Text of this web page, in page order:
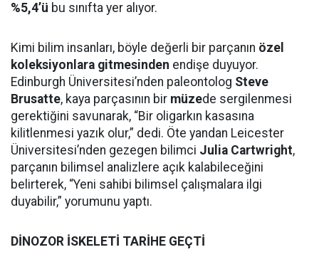
%5,4’ü bu sınıfta yer alıyor.
Kimi bilim insanları, böyle değerli bir parçanın özel
koleksiyonlara gitmesinden endişe duyuyor.
Edinburgh Üniversitesi’nden paleontolog Steve
Brusatte, kaya parçasının bir müzede sergilenmesi
gerektiğini savunarak, “Bir oligarkın kasasına
kilitlenmesi yazık olur,” dedi. Öte yandan Leicester
Üniversitesi’nden gezegen bilimci Julia Cartwright,
parçanın bilimsel analizlere açık kalabileceğini
belirterek, “Yeni sahibi bilimsel çalışmalara ilgi
duyabilir,” yorumunu yaptı.
DİNOZOR İSKELETİ TARİHE GEÇTİ